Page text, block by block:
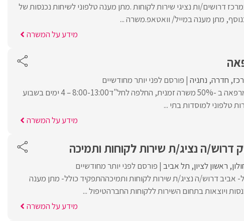
דרושים/ות נציגי שירות לקוחות .מתן מענה טלפוני לשיחות נכנסות של
מתן מענה במייל/ וואטאפ.משרה ...
מידע על המשרה
חדרה נתניה פורסם לפני יותר מחודשיים
דרוש/ה פקיד/ת מרפאה ב -50% משרה זמנית, החלפה לחל"ד8:00-13:00 – 4 ימים בשבוע
טלפוני למוסדות בתי ...
מידע על המשרה
דרוש/ה נציג/ת שירות לקוחות ותמיכה
ראשון לציון תל אביב פורסם לפני יותר מחודשיים
אביב דרוש/ה נציג/ת שירות לקוחות ותמיכההתפקיד כולל- מתן מענה
ויוצאות בתחום השירות ללקוחות החברהטיפול ...
מידע על המשרה